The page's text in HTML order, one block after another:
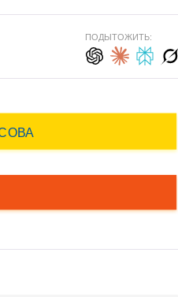
ПОДЫТОЖИТЬ: